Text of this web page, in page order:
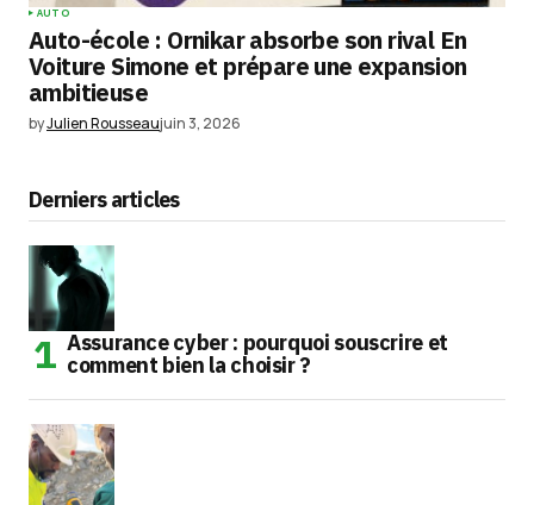
AUTO
Auto-école : Ornikar absorbe son rival En
Voiture Simone et prépare une expansion
ambitieuse
byJulien Rousseaujuin 3, 2026
Derniers articles
Assurance cyber : pourquoi souscrire et
comment bien la choisir ?